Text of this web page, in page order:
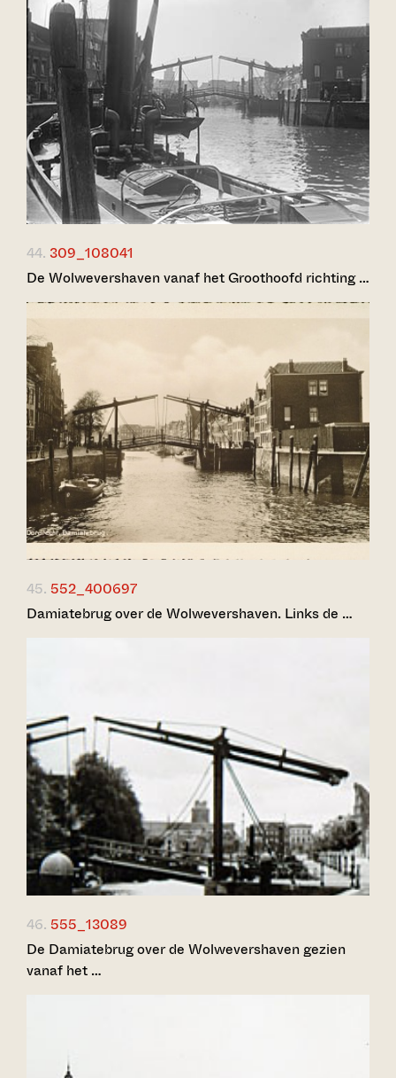
44. 309_108041
De Wolwevershaven vanaf het Groothoofd richting …
45. 552_400697
Damiatebrug over de Wolwevershaven. Links de …
46. 555_13089
De Damiatebrug over de Wolwevershaven gezien
vanaf het …